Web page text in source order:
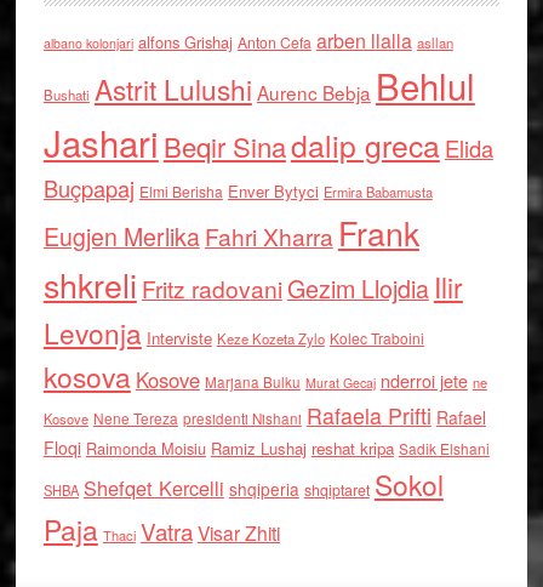
albano kolonjari alfons Grishaj Anton Cefa arben llalla asllan
Bushati Astrit Lulushi Aurenc Bebja Behlul
Jashari Beqir Sinadalip grecaElida
Buçpapaj Elmi Berisha Enver Bytyci Ermira Babamusta
Eugjen MerlikaFahri Xharra Frank
shkreli Fritz radovaniGezim Llojdia Ilir
Levonja Interviste Keze Kozeta Zylo Kolec Traboini
kosova Kosove Marjana Bulku Murat Gecaj nderroi jete ne
Kosove Nene Tereza presidenti Nishani Rafaela Prifti Rafael
Floqi Raimonda Moisiu Ramiz Lushaj reshat kripa Sadik Elshani
SHBA Shefqet Kercelli shqiperia shqiptaret Sokol
Paja Thaci VatraVisar Zhiti